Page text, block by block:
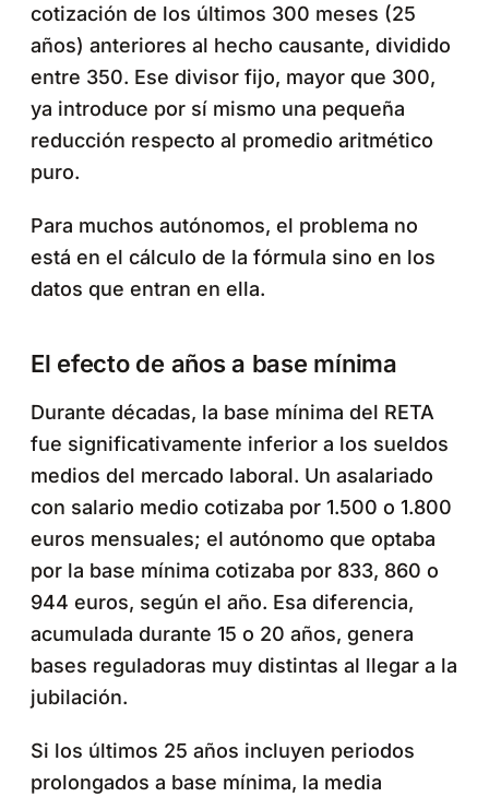
cotización de los últimos 300 meses (25
años) anteriores al hecho causante, dividido
entre 350. Ese divisor fijo, mayor que 300,
ya introduce por sí mismo una pequeña
reducción respecto al promedio aritmético
puro.
Para muchos autónomos, el problema no
está en el cálculo de la fórmula sino en los
datos que entran en ella.
El efecto de años a base mínima
Durante décadas, la base mínima del RETA
fue significativamente inferior a los sueldos
medios del mercado laboral. Un asalariado
con salario medio cotizaba por 1.500 o 1.800
euros mensuales; el autónomo que optaba
por la base mínima cotizaba por 833, 860 o
944 euros, según el año. Esa diferencia,
acumulada durante 15 o 20 años, genera
bases reguladoras muy distintas al llegar a la
jubilación.
Si los últimos 25 años incluyen periodos
prolongados a base mínima, la media